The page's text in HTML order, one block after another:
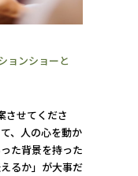
ョンショーと
させてくださ
、人の心を動か
た背景を持った
るか」が大事だ